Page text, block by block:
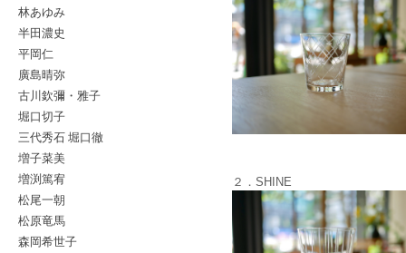
林あゆみ
半田濃史
平岡仁
廣島晴弥
古川欽彌・雅子
堀口切子
三代秀石 堀口徹
増子菜美
増渕篤宥
松尾一朝
松原竜馬
森岡希世子
２．SHINE